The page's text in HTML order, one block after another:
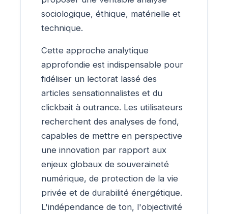
sociologique, éthique, matérielle et
technique.
Cette approche analytique
approfondie est indispensable pour
fidéliser un lectorat lassé des
articles sensationnalistes et du
clickbait à outrance. Les utilisateurs
recherchent des analyses de fond,
capables de mettre en perspective
une innovation par rapport aux
enjeux globaux de souveraineté
numérique, de protection de la vie
privée et de durabilité énergétique.
L'indépendance de ton, l'objectivité